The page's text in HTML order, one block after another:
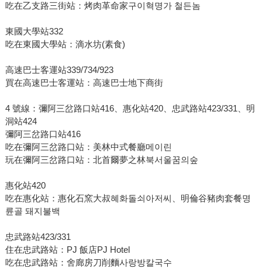
吃在乙支路三街站：烤肉革命家구이혁명가 철든놈
東國大學站332
吃在東國大學站：滴水坊(素食)
高速巴士客運站339/734/923
買在高速巴士客運站：高速巴士地下商街
4 號線：彌阿三岔路口站416、惠化站420、忠武路站423/331、明
洞站424
彌阿三岔路口站416
吃在彌阿三岔路口站：美林中式餐廳메이린
玩在彌阿三岔路口站：北首爾夢之林북서울꿈의숲
惠化站420
吃在惠化站：惠化石窯大叔혜화돌쇠아저씨、明倫谷豬肉套餐명
륜골 돼지불백
忠武路站423/331
住在忠武路站：PJ 飯店PJ Hotel
吃在忠武路站：舍廊房刀削麵사랑방칼국수